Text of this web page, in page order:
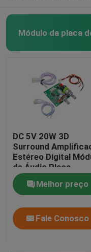
Módulo da placa
DC 5V 20W 3D
Surround
Estéreo Digital
de Áudio Placa
Amplificadora
Melhor preço
Fale Conosco